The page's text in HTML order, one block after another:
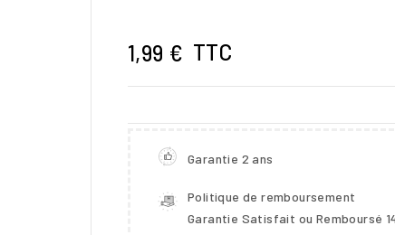
1,99 € TTC
Garantie 2 ans
Politique de remboursement
Garantie Satisfait ou Remboursé